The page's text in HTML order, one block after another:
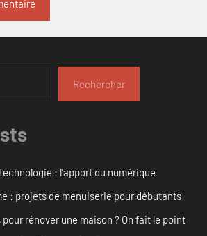
Rechercher
: l’apport du numérique
: projets de menuiserie pour débutants
rénover une maison ? On fait le point